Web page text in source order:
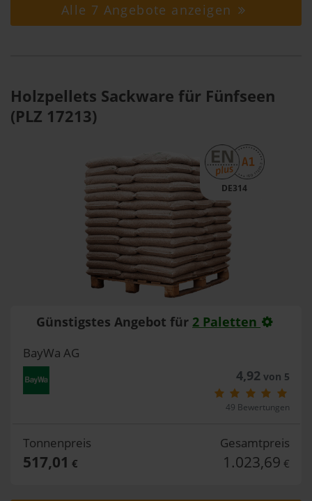
Alle 7 Angebote anzeigen
Holzpellets Sackware für Fünfseen
(PLZ 17213)
DE314
Günstigstes Angebot für 2 Paletten
BayWa AG
4,92von 5
49 Bewertungen
Tonnenpreis
517,01 €
Gesamtpreis
1.023,69 €